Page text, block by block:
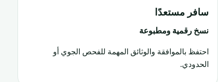
سافر مستعدًا
نسخ رقمية ومطبوعة
احتفظ بالموافقة والوثائق المهمة للفحص الجوي أو
الحدودي.